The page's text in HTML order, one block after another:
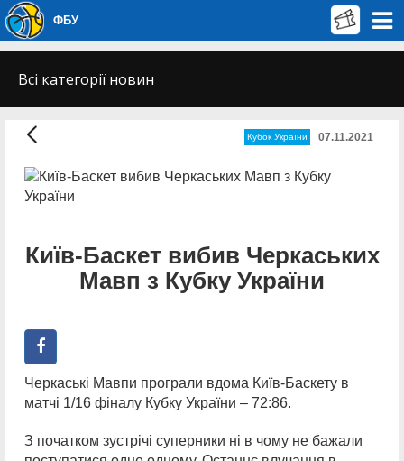
ФБУ
Всі категорії новин
Кубок України 07.11.2021
Київ-Баскет вибив Черкаських
Мавп з Кубку України
Черкаські Мавпи програли вдома Київ-Баскету в
матчі 1/16 фіналу Кубку України – 72:86.
З початком зустрічі суперники ні в чому не бажали